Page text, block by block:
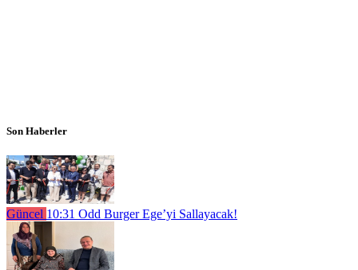
Son Haberler
Güncel 10:31 Odd Burger Ege’yi Sallayacak!